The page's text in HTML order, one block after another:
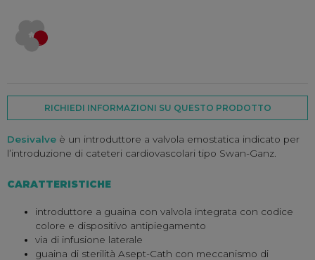
RICHIEDI INFORMAZIONI SU QUESTO PRODOTTO
Desivalve è un introduttore a valvola emostatica indicato per
l’introduzione di cateteri cardiovascolari tipo Swan-Ganz.
CARATTERISTICHE
introduttore a guaina con valvola integrata con codice
colore e dispositivo antipiegamento
via di infusione laterale
guaina di sterilità Asept-Cath con meccanismo di